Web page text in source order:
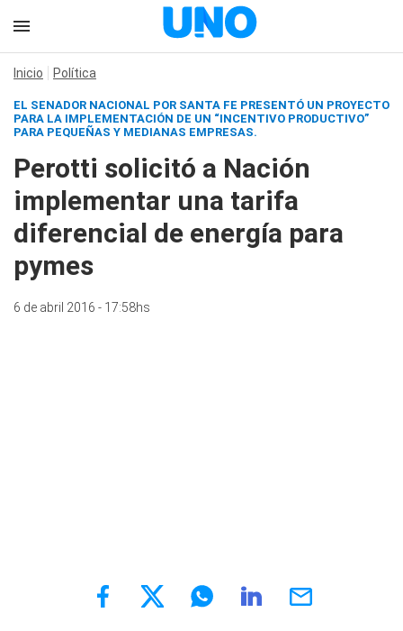
Inicio Política
EL SENADOR NACIONAL POR SANTA FE PRESENTÓ UN PROYECTO
PARA LA IMPLEMENTACIÓN DE UN “INCENTIVO PRODUCTIVO”
PARA PEQUEÑAS Y MEDIANAS EMPRESAS.
Perotti solicitó a Nación
implementar una tarifa
diferencial de energía para
pymes
6 de abril 2016 - 17:58hs